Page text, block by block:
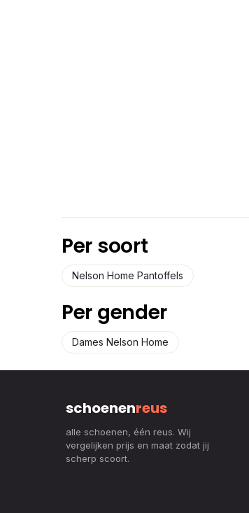
Per soort
Nelson Home Pantoffels
Per gender
Dames Nelson Home
schoenenreus
alle schoenen, één reus. Wij
vergelijken prijs en maat zodat jij
scherp scoort.